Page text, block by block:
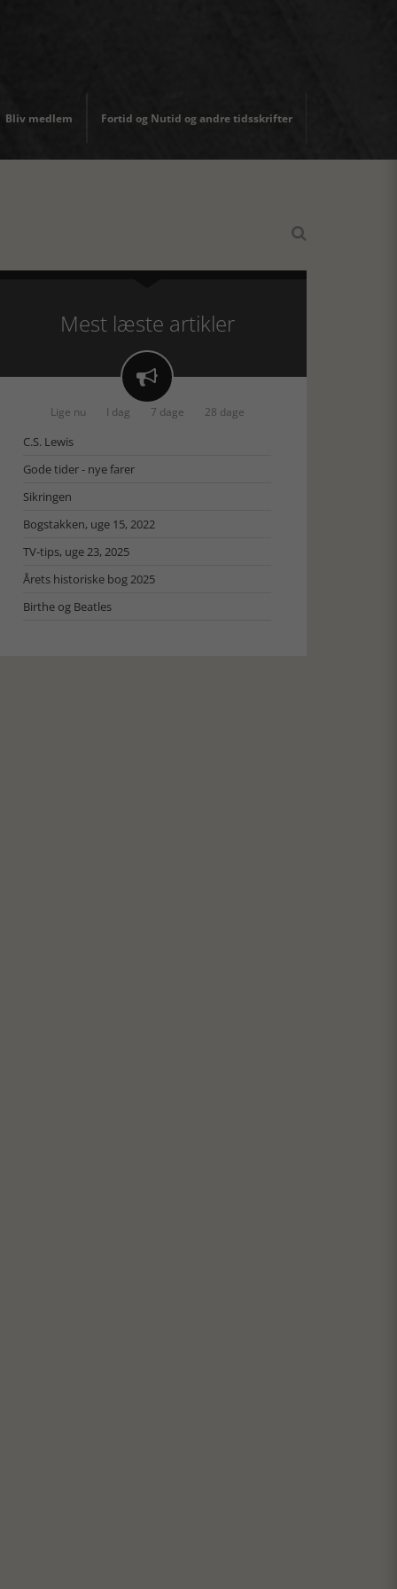
Bliv medlem Fortid og Nutid og andre tidsskrifter

Mest læste artikler

Lige nu I dag 7 dage 28 dage
C.S. Lewis
Gode tider - nye farer
Sikringen
Bogstakken, uge 15, 2022
TV-tips, uge 23, 2025
Årets historiske bog 2025
Birthe og Beatles